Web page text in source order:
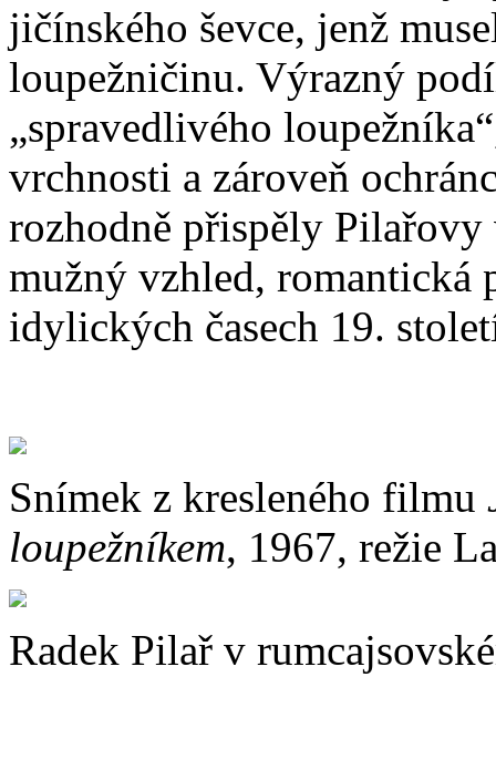
jičínského ševce, jenž
loupežničinu. Výrazný
„spravedlivého
vrchnosti a zároveň
rozhodně přispěly
mužný vzhled, romantická
idylických časech 19.
Snímek z kresleného filmu
loupežníkem, 1967, režie
Radek Pilař v